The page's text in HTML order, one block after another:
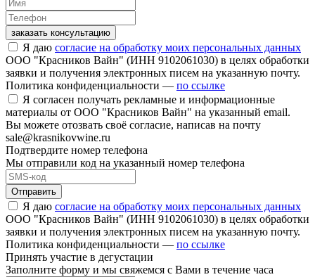
заказать консультацию
Я даю согласие на обработку моих персональных данных
ООО "Красников Вайн" (ИНН 9102061030) в целях обработки
заявки и получения электронных писем на указанную почту.
Политика конфиденциальности — по ссылке
Я согласен получать рекламные и информационные
материалы от ООО "Красников Вайн" на указанный email.
Вы можете отозвать своё согласие, написав на почту
sale@krasnikovwine.ru
Подтвердите номер телефона
Мы отправили код на указанный номер телефона
Отправить
Я даю согласие на обработку моих персональных данных
ООО "Красников Вайн" (ИНН 9102061030) в целях обработки
заявки и получения электронных писем на указанную почту.
Политика конфиденциальности — по ссылке
Принять участие в дегустации
Заполните форму и мы свяжемся с Вами в течение часа